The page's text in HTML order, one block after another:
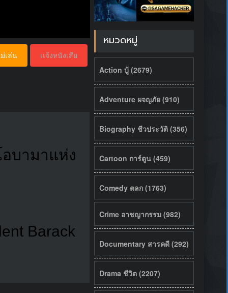
เเจ้งหนังเสีย
เล่น
บามาแห่ง
Barack
หมวดหมู่
Action บู้ (2679)
Adventure ผจญภัย (910)
Biography ชีวประวัติ (356)
Cartoon การ์ตูน (459)
Comedy ตลก (1763)
Crime อาชญากรรม (982)
Documentary สารคดี (292)
Drama ชีวิต (2207)